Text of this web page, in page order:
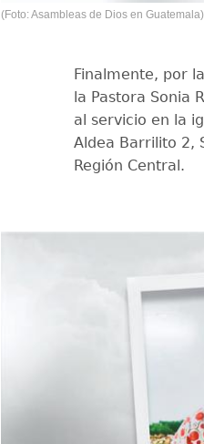
(Foto: Asambleas de Dios en Guatemala)
Finalmente, por
la Pastora Sonia
al servicio en la
Aldea Barrilito 2,
Región Central.